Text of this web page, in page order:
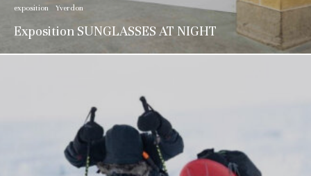
exposition Yverdon
Exposition SUNGLASSES AT NIGHT